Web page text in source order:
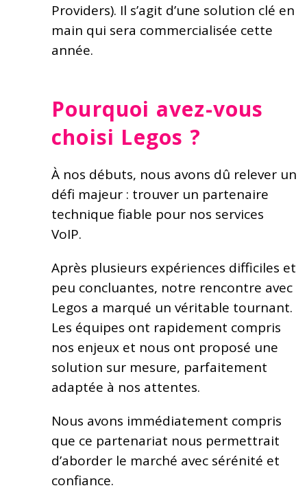
Providers). Il s’agit d’une solution clé en
main qui sera commercialisée cette
année.
Pourquoi avez-vous
choisi Legos ?
À nos débuts, nous avons dû relever un
défi majeur : trouver un partenaire
technique fiable pour nos services
VoIP.
Après plusieurs expériences difficiles et
peu concluantes, notre rencontre avec
Legos a marqué un véritable tournant.
Les équipes ont rapidement compris
nos enjeux et nous ont proposé une
solution sur mesure, parfaitement
adaptée à nos attentes.
Nous avons immédiatement compris
que ce partenariat nous permettrait
d’aborder le marché avec sérénité et
confiance.